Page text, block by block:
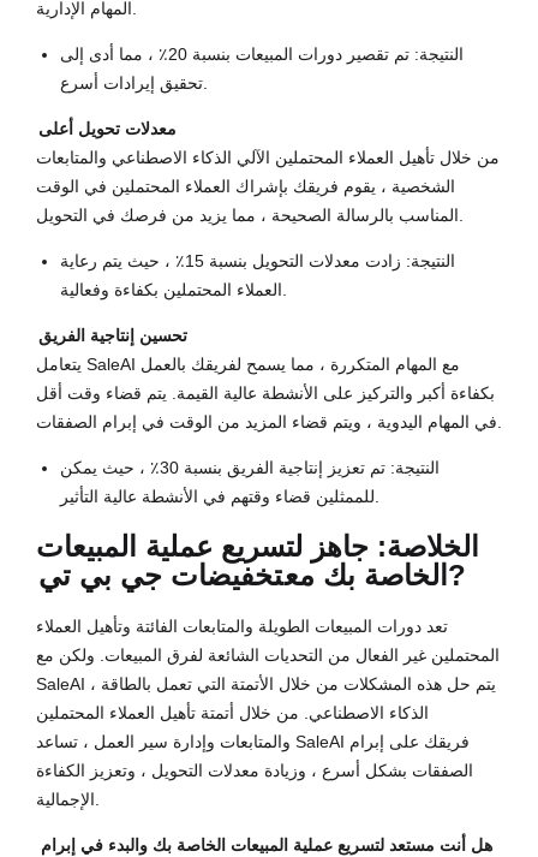
النتيجة: تم تقصير دورات المبيعات بنسبة 20٪ ، مما أدى إلى
معدلات تحويل أعلى
من خلال تأهيل العملاء المحتملين الآلي الذكاء الاصطناعي والمتابعات
الشخصية ، يقوم فريقك بإشراك العملاء المحتملين في الوقت
النتيجة: زادت معدلات التحويل بنسبة 15٪ ، حيث يتم رعاية
تحسين إنتاجية الفريق
يتعامل SaleAI مع المهام المتكررة ، مما يسمح لفريقك بالعمل
بكفاءة أكبر والتركيز على الأنشطة عالية القيمة. يتم قضاء وقت أقل
النتيجة: تم تعزيز إنتاجية الفريق بنسبة 30٪ ، حيث يمكن
الخلاصة: جاهز لتسريع عملية المبيعات
الخاصة بك معتخفيضات جي بي تي ?
تعد دورات المبيعات الطويلة والمتابعات الفائتة وتأهيل العملاء
المحتملين غير الفعال من التحديات الشائعة لفرق المبيعات. ولكن مع
SaleAI ، يتم حل هذه المشكلات من خلال الأتمتة التي تعمل بالطاقة
الذكاء الاصطناعي. من خلال أتمتة تأهيل العملاء المحتملين
والمتابعات وإدارة سير العمل ، تساعد SaleAI فريقك على إبرام
الصفقات بشكل أسرع ، وزيادة معدلات التحويل ، وتعزيز الكفاءة
هل أنت مستعد لتسريع عملية المبيعات الخاصة بك والبدء في إبرام